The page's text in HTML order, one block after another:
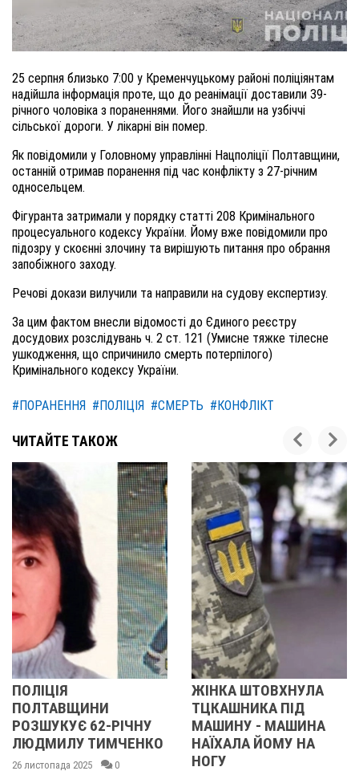
25 серпня близько 7:00 у Кременчуцькому районі поліціянтам
надійшла інформація проте, що до реанімації доставили 39-
річного чоловіка з пораненнями. Його знайшли на узбіччі
сільської дороги. У лікарні він помер.
Як повідомили у Головному управлінні Нацполіції Полтавщини,
останній отримав поранення під час конфлікту з 27-річним
односельцем.
Фігуранта затримали у порядку статті 208 Кримінального
процесуального кодексу України. Йому вже повідомили про
підозру у скоєнні злочину та вирішують питання про обрання
запобіжного заходу.
Речові докази вилучили та направили на судову експертизу.
За цим фактом внесли відомості до Єдиного реєстру
досудових розслідувань ч. 2 ст. 121 (Умисне тяжке тілесне
ушкодження, що спричинило смерть потерпілого)
Кримінального кодексу України.
#ПОРАНЕННЯ #ПОЛІЦІЯ #СМЕРТЬ #КОНФЛІКТ
ЧИТАЙТЕ ТАКОЖ
ЖІНКА ШТОВХНУЛА
ТЦКАШНИКА ПІД
МАШИНУ - МАШИНА
НАЇХАЛА ЙОМУ НА
НОГУ
ПОЛІЦІЯ
ПОЛТАВЩИНИ
РОЗШУКУЄ 67-
ЛЮДМИЛУ